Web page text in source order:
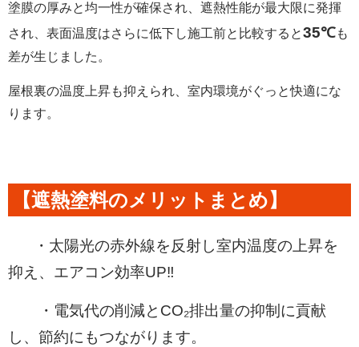
塗膜の厚みと均一性が確保され、遮熱性能が最大限に発揮
され、 表面温度はさらに低下し施工前と比較すると35℃も
差が生じました。
屋根裏の温度上昇も抑えられ、室内環境がぐっと快適にな
ります。
【遮熱塗料のメリットまとめ】
・太陽光の赤外線を反射し室内温度の上昇を
抑え、エアコン効率UP‼
・電気代の削減とCO₂排出量の抑制に貢献
し、節約にもつながります。